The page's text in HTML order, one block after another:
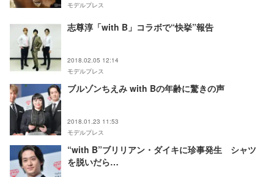
モデルプレス
志尊淳「with B」コラボで“快挙”報告
2018.02.05 12:14
モデルプレス
ブルゾンちえみ with Bの年齢に驚きの声
2018.01.23 11:53
モデルプレス
“with B”ブリリアン・ダイキに珍事発生 シャツ
を脱いだら…